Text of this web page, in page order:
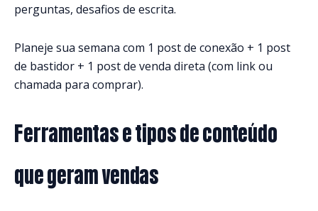
perguntas, desafios de escrita.
Planeje sua semana com 1 post de conexão + 1 post
de bastidor + 1 post de venda direta (com link ou
chamada para comprar).
Ferramentas e tipos de conteúdo
que geram vendas